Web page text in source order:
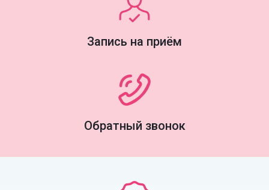
Запись на приём
Обратный звонок